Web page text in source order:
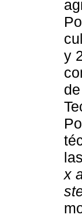
y
x